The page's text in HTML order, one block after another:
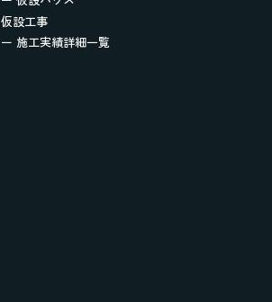
仮設工事
ー 施工実績詳細一覧